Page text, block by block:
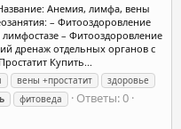
Анемия, лимфа, вены
– Фитооздоровление
– Фитооздоровление
дренаж отдельных органов с
Купить...
вены +простатит
здоровье
фитоведа
Ответы: 0